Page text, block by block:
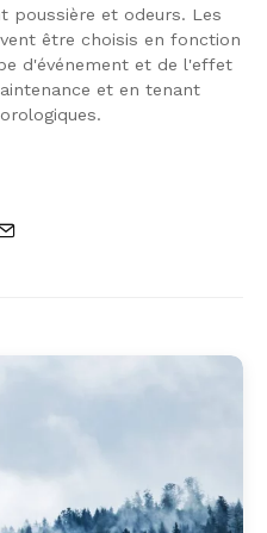
poussière et odeurs. Les
être choisis en fonction
d'événement et de l'effet
et en tenant